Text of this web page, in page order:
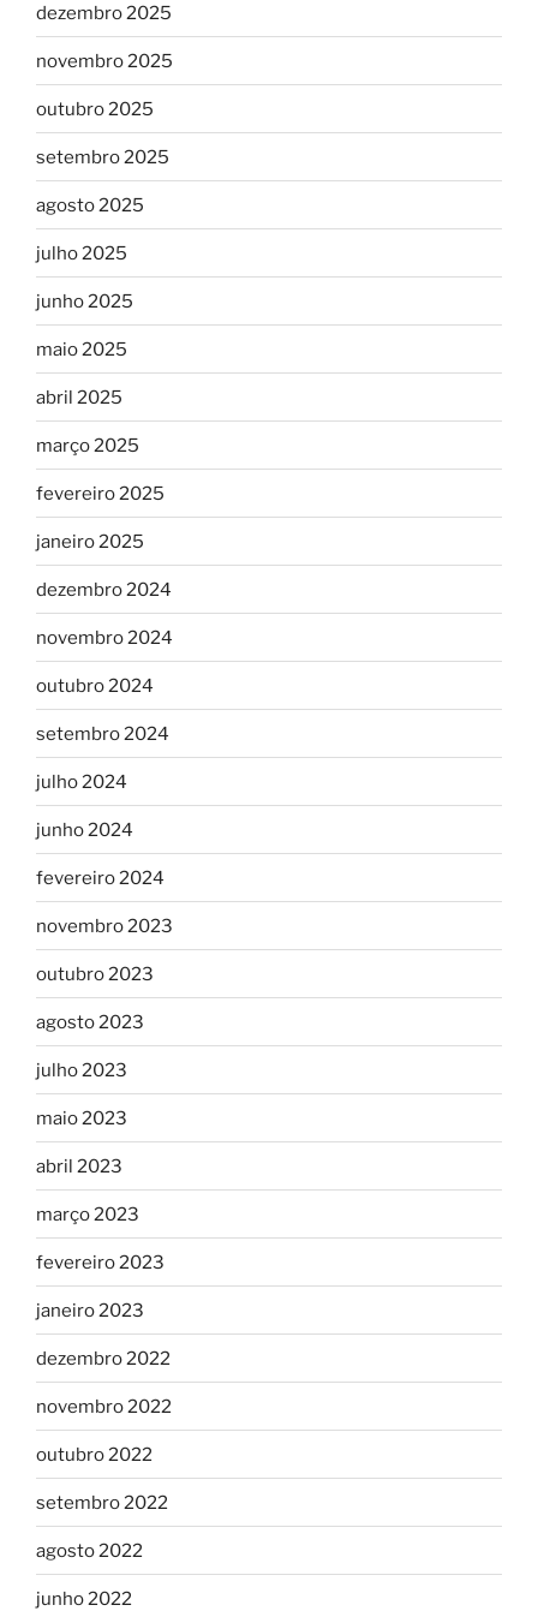
dezembro 2025
novembro 2025
outubro 2025
setembro 2025
agosto 2025
julho 2025
junho 2025
maio 2025
abril 2025
março 2025
fevereiro 2025
janeiro 2025
dezembro 2024
novembro 2024
outubro 2024
setembro 2024
julho 2024
junho 2024
fevereiro 2024
novembro 2023
outubro 2023
agosto 2023
julho 2023
maio 2023
abril 2023
março 2023
fevereiro 2023
janeiro 2023
dezembro 2022
novembro 2022
outubro 2022
setembro 2022
agosto 2022
junho 2022